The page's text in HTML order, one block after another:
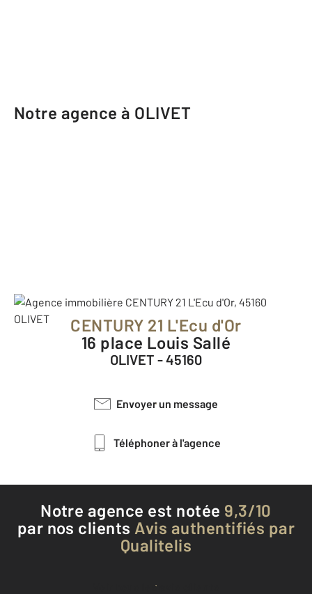
Notre agence à OLIVET
CENTURY 21 L'Ecu d'Or
16 place Louis Sallé
OLIVET - 45160
Envoyer un message
Téléphoner à l'agence
Notre agence est notée 9,3/10
par nos clients Avis authentifiés par
Qualitelis
Voir tous les avis clients